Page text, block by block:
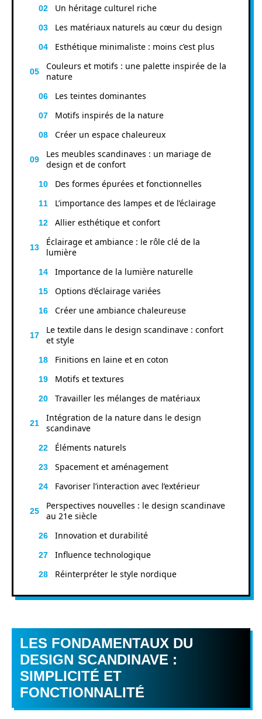
Un héritage culturel riche
Les matériaux naturels au cœur du design
Esthétique minimaliste : moins c’est plus
Couleurs et motifs : une palette inspirée de la
nature
Les teintes dominantes
Motifs inspirés de la nature
Créer un espace chaleureux
Les meubles scandinaves : un mariage de
design et de confort
Des formes épurées et fonctionnelles
L’importance des lampes et de l’éclairage
Allier esthétique et confort
Éclairage et ambiance : le rôle clé de la
lumière
Importance de la lumière naturelle
Options d’éclairage variées
Créer une ambiance chaleureuse
Le textile dans le design scandinave : confort
et style
Finitions en laine et en coton
Motifs et textures
Travailler les mélanges de matériaux
Intégration de la nature dans le design
scandinave
Éléments naturels
Spacement et aménagement
Favoriser l’interaction avec l’extérieur
Perspectives nouvelles : le design scandinave
au 21e siècle
Innovation et durabilité
Influence technologique
Réinterpréter le style nordique
LES FONDAMENTAUX DU
DESIGN SCANDINAVE :
SIMPLICITÉ ET
FONCTIONNALITÉ